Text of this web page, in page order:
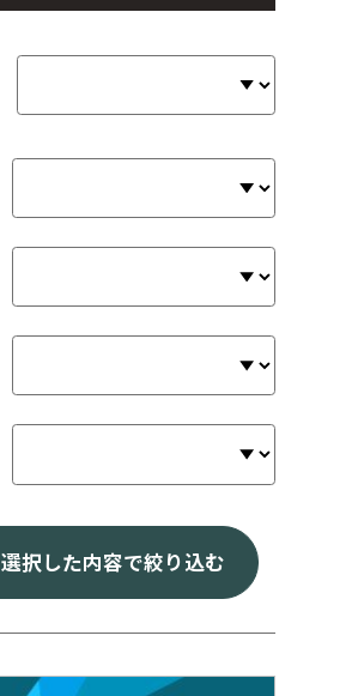
選択した内容で絞り込む